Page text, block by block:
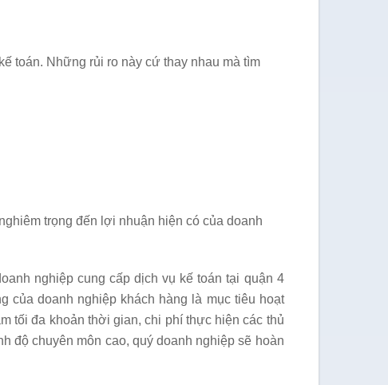
toán. Những rủi ro này cứ thay nhau mà tìm
trọng đến lợi nhuận hiện có của doanh
nghiệp cung cấp dịch vụ kế toán tại quận 4
của doanh nghiệp khách hàng là mục tiêu hoạt
tối đa khoản thời gian, chi phí thực hiện các thủ
độ chuyên môn cao, quý doanh nghiệp sẽ hoàn